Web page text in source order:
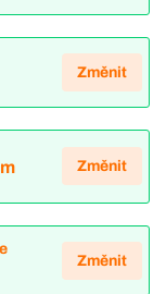
Změnit
Změnit
Změnit